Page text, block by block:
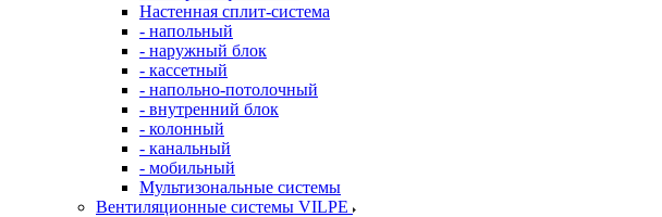
Настенная сплит-система
- напольный
- наружный блок
- кассетный
- напольно-потолочный
- внутренний блок
- колонный
- канальный
- мобильный
Мультизональные системы
Вентиляционные системы VILPE